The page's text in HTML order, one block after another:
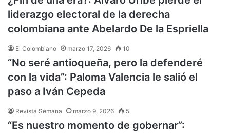
liderazgo electoral de la derecha
colombiana ante Abelardo De la Espriella
El Colombiano marzo 17, 2026 10
“No seré antioqueña, pero la defenderé
con la vida”: Paloma Valencia le salió el
paso a Iván Cepeda
Revista Semana marzo 9, 2026 5
“Es nuestro momento de gobernar”: